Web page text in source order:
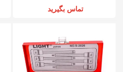
تماس بگیرید